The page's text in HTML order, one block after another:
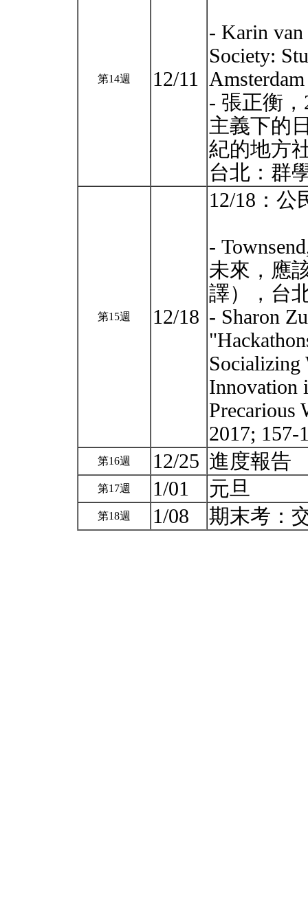
第14週 12/11
- Karin van
Society:
- 張正衡
主義下的
紀的地方
台北：群
第15週 12/18
12/18：公
-
未來，應
譯），台
- Sharon
Socializing
Innovation
Precarious
2017; 157-
第16週 12/25 進度報告
第17週 1/01 元旦
第18週 1/08 期末考：